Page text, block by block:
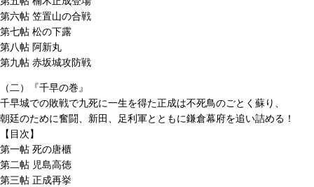
第六帖 笠置山の合戦
第七帖 松の下露
第八帖 阿新丸
第九帖 赤坂城攻防戦
（二）『千早の巻』
千早城での敗戦で九死に一生を得た正成は不死鳥のごとく蘇り、
朝廷のために奮闘、新田、足利軍とともに鎌倉幕府を追い詰める！
【目次】
第一帖 死の唐櫃
第二帖 児島高徳
第三帖 正成再挙